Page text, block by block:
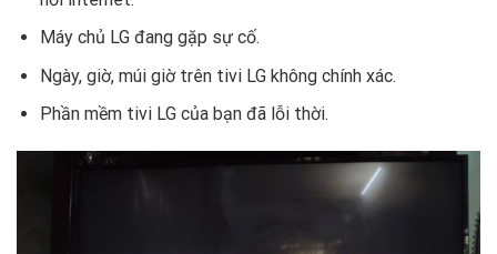
Máy chủ LG đang gặp sự cố.
Ngày, giờ, múi giờ trên tivi LG không chính xác.
Phần mềm tivi LG của bạn đã lỗi thời.